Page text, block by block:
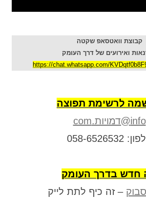
קבוצת וואטסאפ שקטה
ואירועים של דרך העומק
https://chat.whatsapp.com/
לרשימת תפוצה
info@דמויות.com
058-6526532
חדש בדרך העומק
– זה כיף לתת לייק